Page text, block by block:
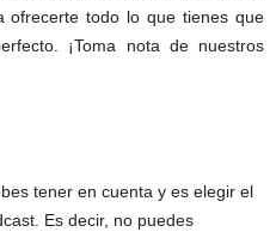
ofrecerte todo lo que tienes que
¡Toma nota de nuestros
tener en cuenta y es elegir el
Es decir, no puedes